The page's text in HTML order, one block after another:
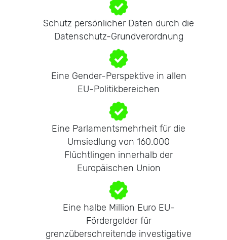
Schutz persönlicher Daten durch die
Datenschutz-Grundverordnung
Eine Gender-Perspektive in allen
EU-Politikbereichen
Eine Parlamentsmehrheit für die
Umsiedlung von 160.000
Flüchtlingen innerhalb der
Europäischen Union
Eine halbe Million Euro EU-
Fördergelder für
grenzüberschreitende investigative